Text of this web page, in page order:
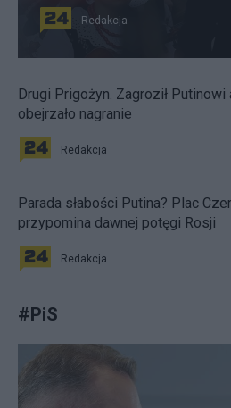
Redakcja
Drugi Prigożyn. Zagroził
obejrzało nagranie
Redakcja
Parada słabości Putina? Plac
przypomina dawnej potęgi Rosji
Redakcja
#PiS